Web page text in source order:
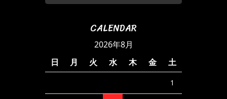
CALENDAR
2026年8月
日
月 火 水 木 金 土
1